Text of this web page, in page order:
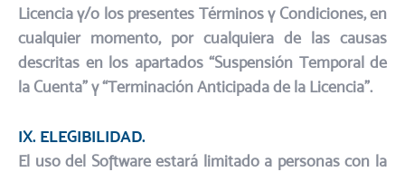
Licencia y/o los presentes Términos y Condiciones, en
cualquier momento, por cualquiera de las causas
descritas en los apartados “Suspensión Temporal de
la Cuenta” y “Terminación Anticipada de la Licencia”.
IX. ELEGIBILIDAD.​
El uso del Software estará limitado a personas con la